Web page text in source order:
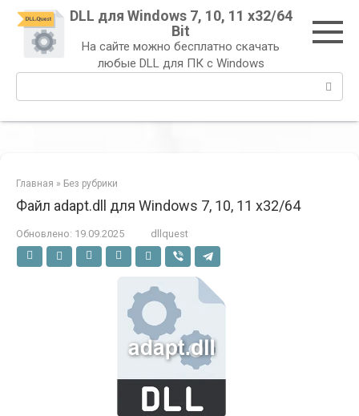
Перейти
контенту
DLL для Windows 7, 10, 11 x32/64
Bit
На сайте можно бесплатно скачать
любые DLL для ПК с Windows
Главная » Без рубрики
Файл adapt.dll для Windows 7, 10, 11 x32/64
Обновлено: 19.09.2025 dllquest